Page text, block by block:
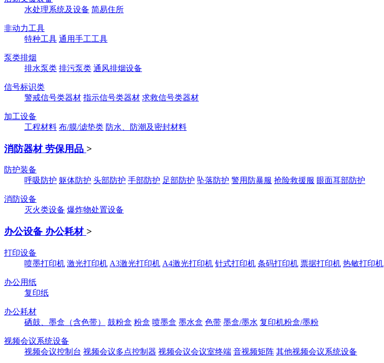
水处理系统及设备 简易住所
非动力工具
特种工具 通用手工工具
泵类排烟
排水泵类 排污泵类 通风排烟设备
信号标识类
警戒信号类器材 指示信号类器材 求救信号类器材
加工设备
工程材料 布/膜/滤垫类 防水、防潮及密封材料
消防器材 劳保用品 >
防护装备
呼吸防护 躯体防护 头部防护 手部防护 足部防护 坠落防护 警用防暴服 抢险救援服 眼面耳部防护
消防设备
灭火类设备 爆炸物处置设备
办公设备 办公耗材 >
打印设备
喷墨打印机 激光打印机 A3激光打印机 A4激光打印机 针式打印机 条码打印机 票据打印机 热敏打印机
办公用纸
复印纸
办公耗材
硒鼓、墨盒（含色带）
鼓粉盒 粉盒 喷墨盒 墨水盒 色带 墨盒/墨水 复印机粉盒/墨粉
视频会议系统设备
视频会议控制台 视频会议多点控制器 视频会议会议室终端 音视频矩阵 其他视频会议系统设备